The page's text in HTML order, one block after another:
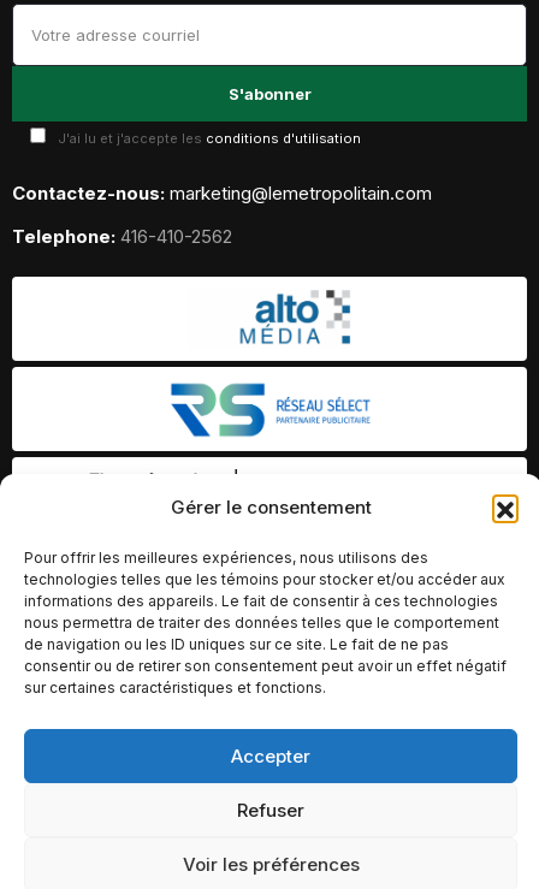
Gérer le consentement
Pour offrir les meilleures expériences, nous utilisons des
technologies telles que les témoins pour stocker et/ou accéder aux
informations des appareils. Le fait de consentir à ces technologies
nous permettra de traiter des données telles que le comportement
de navigation ou les ID uniques sur ce site. Le fait de ne pas
consentir ou de retirer son consentement peut avoir un effet négatif
sur certaines caractéristiques et fonctions.
Accepter
Refuser
Voir les préférences
J'ai lu et j'accepte les conditions d'utilisation
Contactez-nous: marketing@lemetropolitain.com
Telephone: 416-410-2562
© Copyright 2026 – Altomédia Inc |